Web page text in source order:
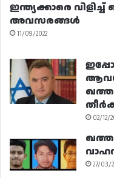
ഇന്ത്യക്കാരെ
അവസരങ്ങൾ
11/09/2022
02/12/
27/03/